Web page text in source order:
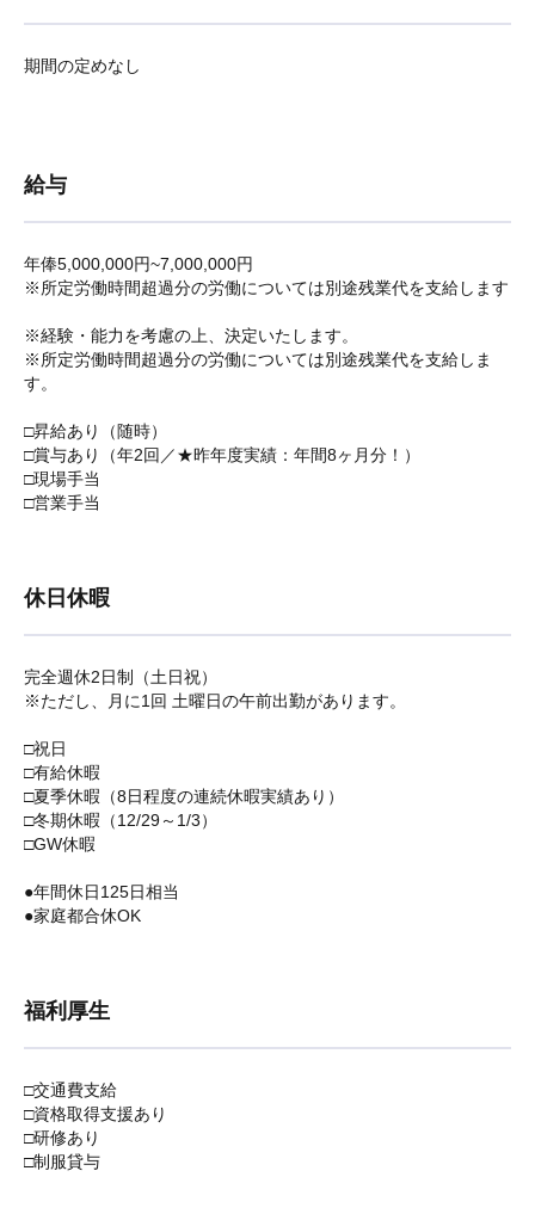
期間の定めなし
給与
年俸5,000,000円~7,000,000円
※所定労働時間超過分の労働については別途残業代を支給します
※経験・能力を考慮の上、決定いたします。
※所定労働時間超過分の労働については別途残業代を支給しま
す。
□昇給あり（随時）
□賞与あり（年2回／★昨年度実績：年間8ヶ月分！）
□現場手当
□営業手当
休日休暇
完全週休2日制（土日祝）
※ただし、月に1回 土曜日の午前出勤があります。
□祝日
□有給休暇
□夏季休暇（8日程度の連続休暇実績あり）
□冬期休暇（12/29～1/3）
□GW休暇
●年間休日125日相当
●家庭都合休OK
福利厚生
□交通費支給
□資格取得支援あり
□研修あり
□制服貸与